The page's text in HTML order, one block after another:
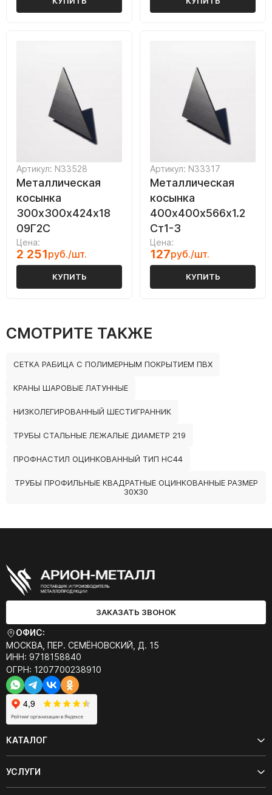
Артикул: N33528
Металлическая
косынка
300х300х424х18
09Г2С
Цена:
2 251руб./шт.
КУПИТЬ
Артикул: N33317
Металлическая
косынка
400х400х566х1.2
Ст1-3
Цена:
127руб./шт.
КУПИТЬ
СМОТРИТЕ ТАКЖЕ
СЕТКА РАБИЦА С ПОЛИМЕРНЫМ ПОКРЫТИЕМ ПВХ
КРАНЫ ШАРОВЫЕ ЛАТУННЫЕ
НИЗКОЛЕГИРОВАННЫЙ ШЕСТИГРАННИК
ТРУБЫ СТАЛЬНЫЕ ЛЕЖАЛЫЕ ДИАМЕТР 219
ПРОФНАСТИЛ ОЦИНКОВАННЫЙ ТИП НС44
ТРУБЫ ПРОФИЛЬНЫЕ КВАДРАТНЫЕ ОЦИНКОВАННЫЕ РАЗМЕР
30Х30
ЗАКАЗАТЬ ЗВОНОК
ОФИС:
МОСКВА, ПЕР. СЕМЁНОВСКИЙ, Д. 15
ИНН: 9718158840
ОГРН: 1207700238910
КАТАЛОГ
УСЛУГИ